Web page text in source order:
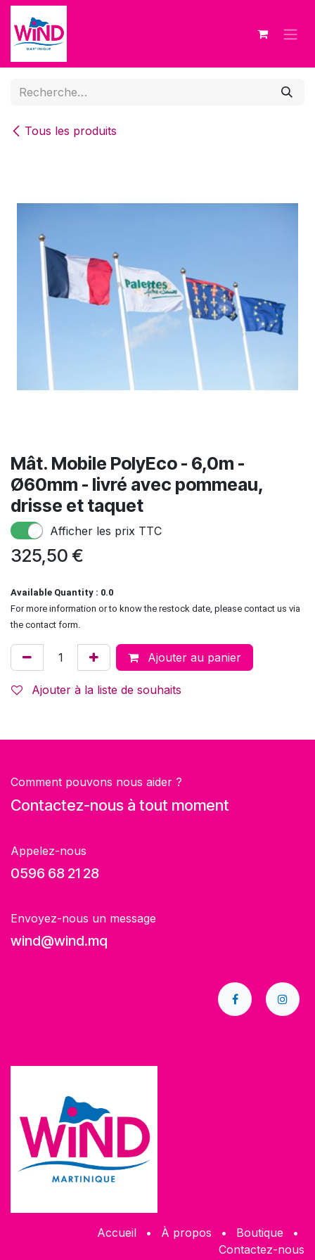
Se rendre au contenu
Tous les produits
Mât. Mobile PolyEco - 6,0m -
Ø60mm - livré avec pommeau,
drisse et taquet
Afficher les prix TTC
325,50 €
Available Quantity : 0.0
For more information or to know the restock date, please contact us via
the contact form.
Ajouter au panier
Ajouter à la liste de souhaits
Comment pouvons nous aider ?
Contactez-nous à tout moment
Appelez-nous
0596 68 21 28
Envoyez-nous un message
wind@wind.mq
Accueil • À propos • ​Boutique
•
Contactez-nous